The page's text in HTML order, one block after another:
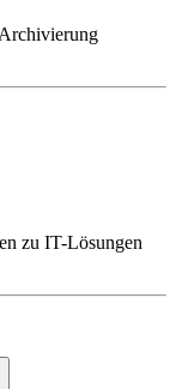
zu IT-Lösungen